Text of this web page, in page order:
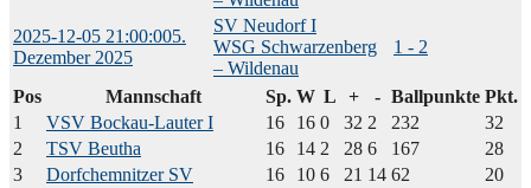
2025-12-05 21:00:005.
Dezember 2025
SV Neudorf I
WSG Schwarzenberg
– Wildenau
1 - 2
Pos Mannschaft Sp. W L + - Ballpunkte Pkt.
1
VSV Bockau-Lauter I 16 16 0 32 2 232
32
2
TSV Beutha 16 14 2 28 6 167
28
3
Dorfchemnitzer SV 16 10 6 21 14 62
20